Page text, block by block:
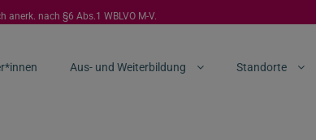
nach §6 Abs.1 WBLVO M-V.
Aus- und Weiterbildung Standorte